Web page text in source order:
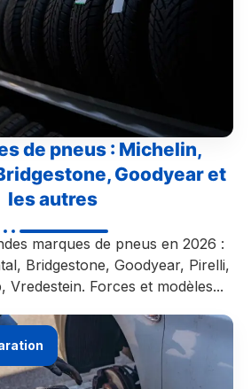
de pneus : Michelin,
Goodyear et
les autres
marques de pneus en 2026 :
Bridgestone, Goodyear, Pirelli,
Vredestein. Forces et modèles...